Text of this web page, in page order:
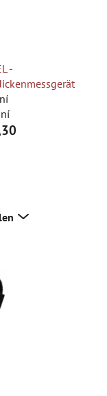
-